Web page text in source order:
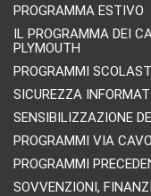
PROGRAMMA ESTIVO
IL PROGRAMMA DEI
PLYMOUTH
PROGRAMMI
SICUREZZA
SENSIBILIZZAZIONE
PROGRAMMI VIA CAVO
PROGRAMMI
SOVVENZIONI,